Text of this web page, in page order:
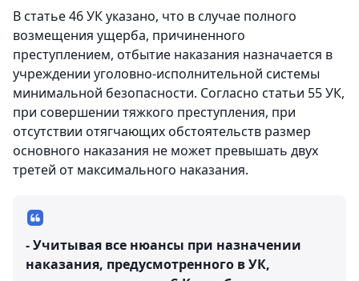
В статье 46 УК указано, что в случае полного
возмещения ущерба, причиненного
преступлением, отбытие наказания назначается в
учреждении уголовно-исполнительной системы
минимальной безопасности. Согласно статьи 55 УК,
при совершении тяжкого преступления, при
отсутствии отягчающих обстоятельств размер
основного наказания не может превышать двух
третей от максимального наказания.
- Учитывая все нюансы при назначении
наказания, предусмотренного в УК,